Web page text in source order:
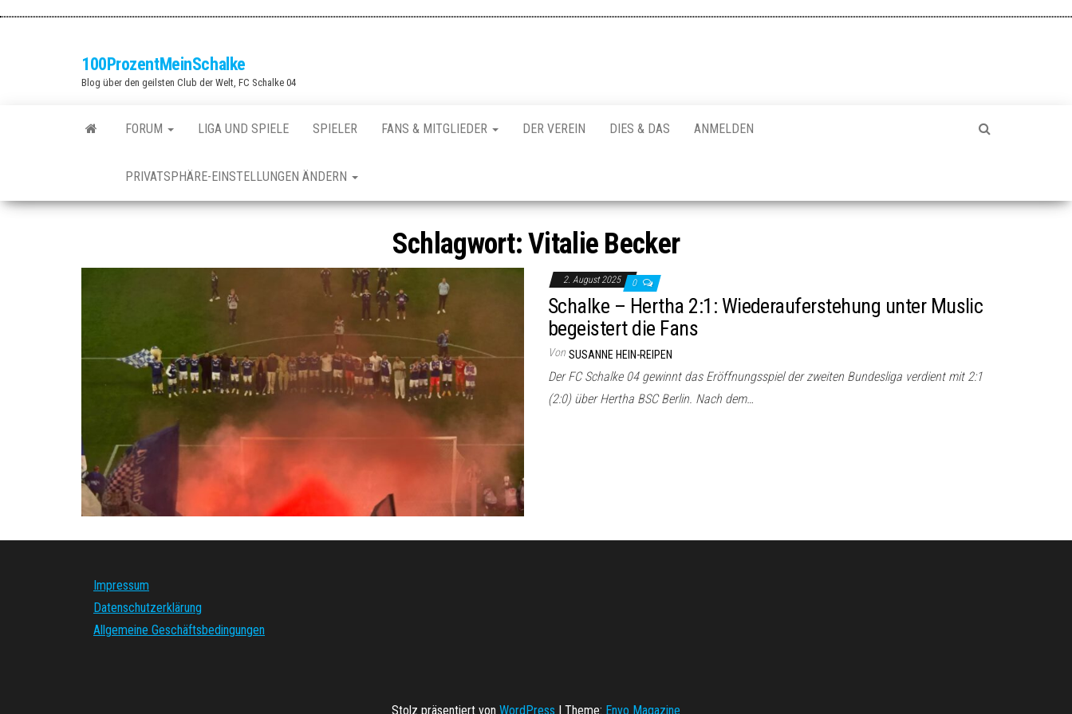
100ProzentMeinSchalke
Blog über den geilsten Club der Welt, FC Schalke 04
FORUM LIGA UND SPIELE SPIELER FANS & MITGLIEDER DER VEREIN DIES & DAS ANMELDEN
PRIVATSPHÄRE-EINSTELLUNGEN ÄNDERN
Schlagwort:Vitalie Becker
2. August 2025 0
Schalke – Hertha 2:1: Wiederauferstehung unter Muslic
begeistert die Fans
Von SUSANNE HEIN-REIPEN
Der FC Schalke 04 gewinnt das Eröffnungsspiel der zweiten Bundesliga verdient mit 2:1
(2:0) über Hertha BSC Berlin. Nach dem…
Impressum
Datenschutzerklärung
Allgemeine Geschäftsbedingungen
Stolz präsentiert von WordPress Theme: Envo Magazine